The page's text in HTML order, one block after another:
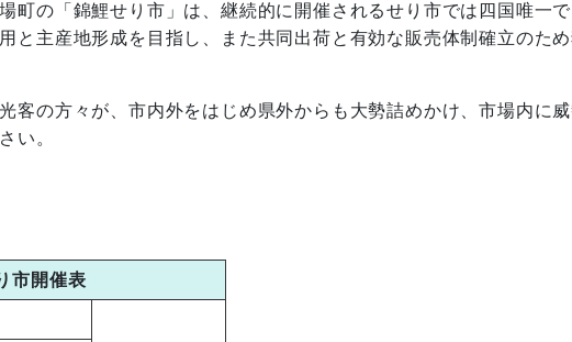
の「錦鯉せり市」は、継続的に開催されるせり市では四国唯一
と主産地形成を目指し、また共同出荷と有効な販売体制確立のた
の方々が、市内外をはじめ県外からも大勢詰めかけ、市場内に
い。
市開催表